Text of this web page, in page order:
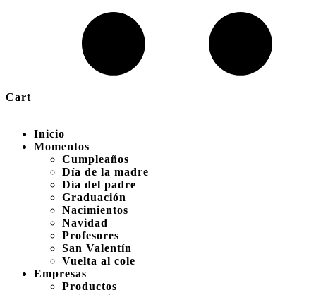
Cart
Inicio
Momentos
Cumpleaños
Día de la madre
Día del padre
Graduación
Nacimientos
Navidad
Profesores
San Valentín
Vuelta al cole
Empresas
Productos